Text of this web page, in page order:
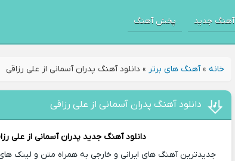
آهنگ جدید پخش آهنگ
خانه »آهنگ های برتر » دانلود آهنگ پدران آسمانی از علی رزاقی
دانلود آهنگ پدران آسمانی از علی رزاقی
دانلود آهنگ جدید پدران آسمانی ازعلی
جدیدترین آهنگ های ایرانی و خارجی به همراه متن و لینک